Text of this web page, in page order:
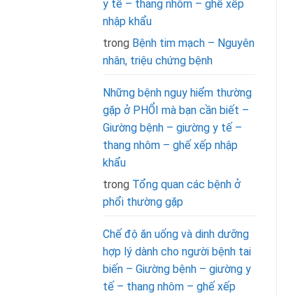
y tế – thang nhôm – ghế xếp
nhập khẩu
trong Bệnh tim mạch – Nguyên
nhân, triệu chứng bệnh
Những bệnh nguy hiểm thường
gặp ở PHỔI mà bạn cần biết –
Giường bệnh – giường y tế –
thang nhôm – ghế xếp nhập
khẩu
trong Tổng quan các bệnh ở
phổi thường gặp
Chế độ ăn uống và dinh dưỡng
hợp lý dành cho người bệnh tai
biến – Giường bệnh – giường y
tế – thang nhôm – ghế xếp